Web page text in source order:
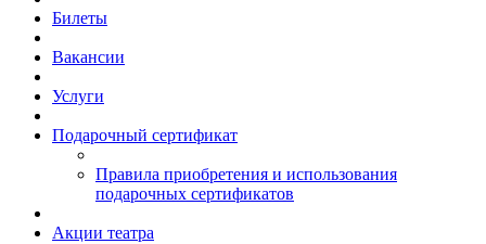
Билеты
Вакансии
Услуги
Подарочный сертификат
Правила приобретения и использования
подарочных сертификатов
Акции театра